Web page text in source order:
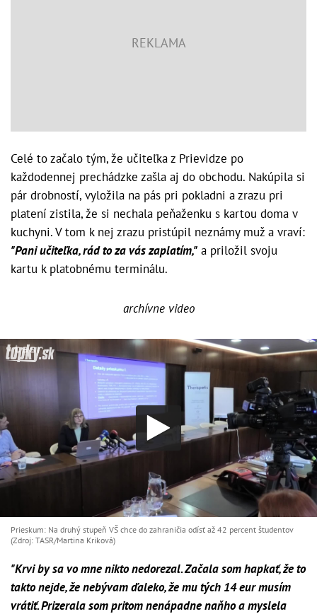
Celé to začalo tým, že učiteľka z Prievidze po
každodennej prechádzke zašla aj do obchodu. Nakúpila si
pár drobností, vyložila na pás pri pokladni a zrazu pri
platení zistila, že si nechala peňaženku s kartou doma v
kuchyni. V tom k nej zrazu pristúpil neznámy muž a vraví:
"Pani učiteľka, rád to za vás zaplatím," a priložil svoju
kartu k platobnému terminálu.
archívne video
Prieskum: Na druhý stupeň VŠ chce do zahraničia odísť až 42 percent študentov
(Zdroj: TASR/Martina Kriková)
"Krvi by sa vo mne nikto nedorezal. Začala som hapkať, že to
takto nejde, že nebývam ďaleko, že mu tých 14 eur musím
vrátiť. Prizerala som pritom nenápadne naňho a myslela